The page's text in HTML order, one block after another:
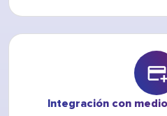
Integración con